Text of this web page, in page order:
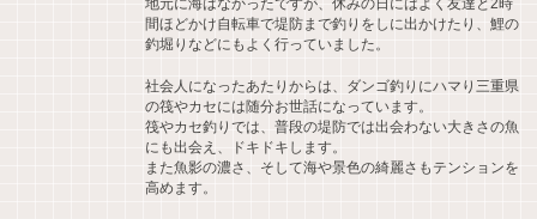
地元に海はなかったですが、休みの日にはよく友達と2時
間ほどかけ自転車で堤防まで釣りをしに出かけたり、鯉の
釣堀りなどにもよく行っていました。
社会人になったあたりからは、ダンゴ釣りにハマり三重県
の筏やカセには随分お世話になっています。
筏やカセ釣りでは、普段の堤防では出会わない大きさの魚
にも出会え、ドキドキします。
また魚影の濃さ、そして海や景色の綺麗さもテンションを
高めます。